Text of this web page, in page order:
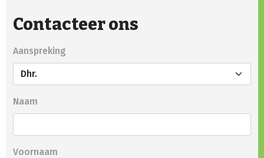
Contacteer ons
Aanspreking
Naam
Voornaam